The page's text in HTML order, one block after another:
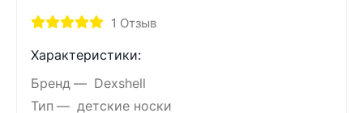
1 Отзыв
Характеристики:
Бренд
Dexshell
Тип
детские носки